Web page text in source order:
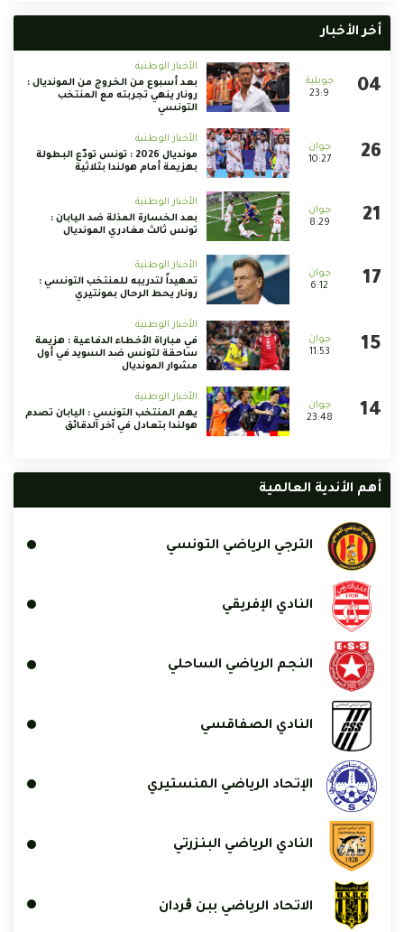
أخر الأخبار
23:9
الأخبار الوطنية
بعد أسبوع من الخروج من المونديال :
رونار ينهي تجربته مع المنتخب
التونسي
10:27
الأخبار الوطنية
مونديال 2026 : تونس تودّع البطولة
بهزيمة أمام هولندا بثلاثية
8:29
الأخبار الوطنية
بعد الخسارة المذلة ضد اليابان :
تونس ثالث مغادري المونديال
6:12
الأخبار الوطنية
تمهيداً لتدريبه للمنتخب التونسي :
رونار يحط الرحال بمونتيري
11:53
الأخبار الوطنية
في مباراة الأخطاء الدفاعية : هزيمة
ساحقة لتونس ضد السويد في أول
مشوار المونديال
23:48
الأخبار الوطنية
يهم المنتخب التونسي : اليابان تصدم
هولندا بتعادل في آخر الدقائق
أهم الأندية العالمية
الترجي الرياضي التونسي
النادي الإفريقي
النجم الرياضي الساحلي
النادي الصفاقسي
الإتحاد الرياضي المنستيري
النادي الرياضي البنزرتي
الاتحاد الرياضي ببن ڨردان